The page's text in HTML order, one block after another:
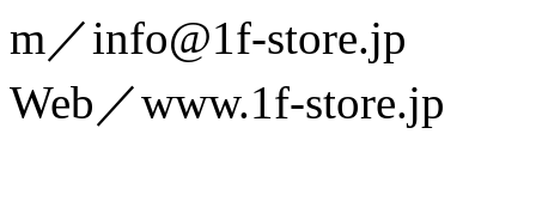
m／info@1f-store.jp
Web／www.1f-store.jp